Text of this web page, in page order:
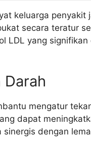
keluarga penyakit
secara teratur
LDL yang
mengatur
dapat
dengan